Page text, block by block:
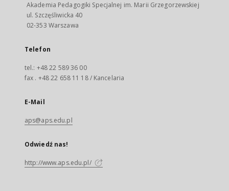
Akademia Pedagogiki Specjalnej im. Marii Grzegorzewskiej
ul. Szczęśliwicka 40
02-353 Warszawa
Telefon
tel.: +48 22 589 36 00
fax . +48 22 658 11 18 / Kancelaria
E-Mail
aps@aps.edu.pl
Odwiedź nas!
http://www.aps.edu.pl/